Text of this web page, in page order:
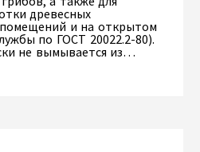
древесных
и на открытом
по ГОСТ 20022.2-80).
не вымывается из…